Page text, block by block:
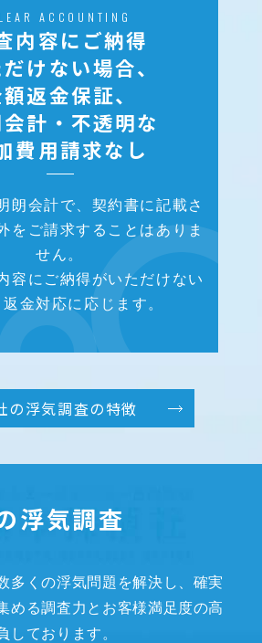
ACCOUNTING
内容にご納得
けない場合、
返金保証、
計・不透明な
費用請求なし
朗会計で、契約書に記載さ
をご請求することはありま
せん。
容にご納得がいただけない
金対応に応じます。
の浮気調査の特徴
浮気調査
多くの浮気問題を解決し、確実
める調査力とお客様満足度の高
しております。